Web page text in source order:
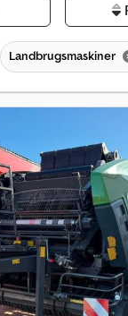
Landbrugsmaskiner